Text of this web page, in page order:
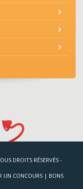
DROITS RÉSERVÉS -
UN CONCOURS | BONS